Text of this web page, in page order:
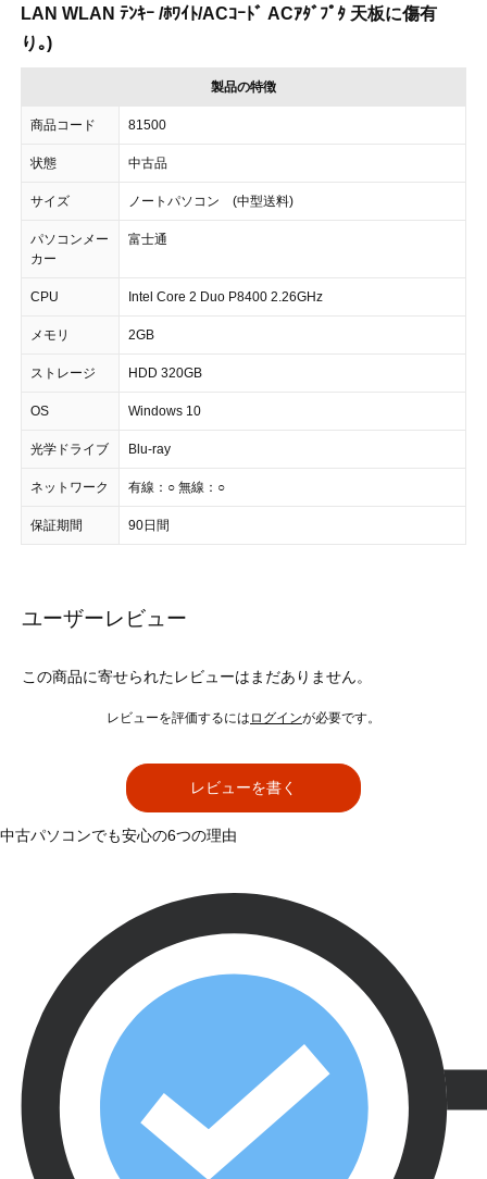
LAN WLAN ﾃﾝｷｰ /ﾎﾜｲﾄ/ACｺｰﾄﾞ ACｱﾀﾞﾌﾟﾀ 天板に傷有
り｡)
製品の特徴
商品コード 81500
状態 中古品
サイズ ノートパソコン (中型送料)
パソコンメー
カー
富士通
CPU Intel Core 2 Duo P8400 2.26GHz
メモリ 2GB
ストレージ HDD 320GB
OS Windows 10
光学ドライブ Blu-ray
ネットワーク 有線：○ 無線：○
保証期間 90日間
ユーザーレビュー
この商品に寄せられたレビューはまだありません。
レビューを評価するには ログインが必要です。
レビューを書く
中古パソコンでも安心の6つの理由